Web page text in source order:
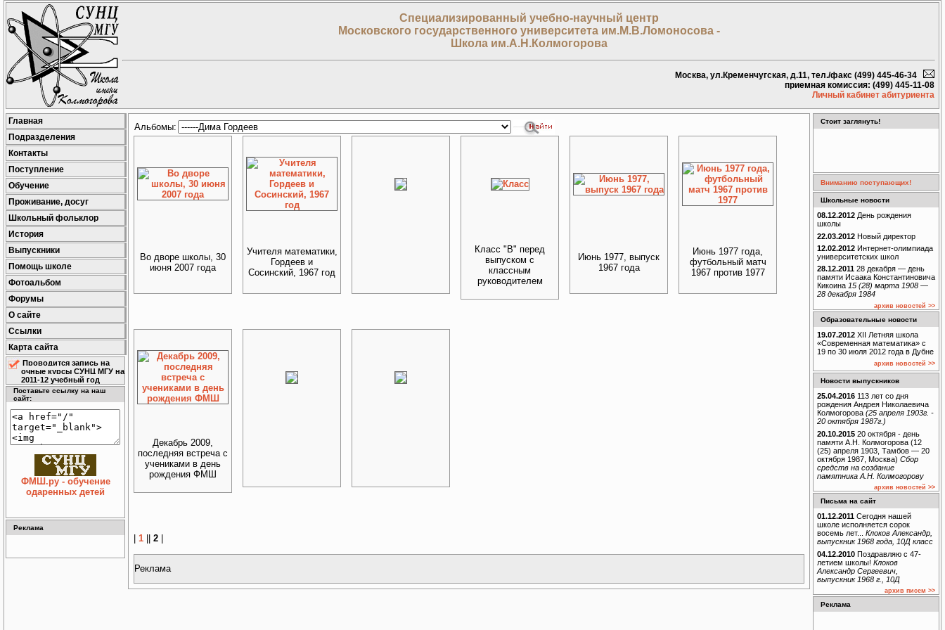
Специализированный учебно-научный центр
Московского государственного университета им.М.В.Ломоносова -
Школа им.А.Н.Колмогорова
Москва, ул.Кременчугская, д.11, тел./факс (499) 445-46-34
приемная комиссия: (499) 445-11-08
Личный кабинет абитуриента
Главная
Подразделения
Контакты
Поступление
Обучение
Проживание, досуг
Школьный фольклор
История
Выпускники
Помощь школе
Фотоальбом
Форумы
О сайте
Ссылки
Карта сайта
Проводится запись на
очные курсы СУНЦ МГУ на
2011-12 учебный год
Поставьте ссылку на наш
сайт:
ФМШ.ру - обучение
одаренных детей
Реклама
Альбомы:
Во дворе школы, 30
июня 2007 года
Учителя математики,
Гордеев и
Сосинский, 1967 год
Класс "В" перед
выпуском с
классным
руководителем
Июнь 1977, выпуск
1967 года
Июнь 1977 года,
футбольный матч
1967 против 1977
Декабрь 2009,
последняя встреча с
учениками в день
рождения ФМШ
1 2
Реклама
Стоит заглянуть!
Вниманию поступающих!
Школьные новости
08.12.2012 День рождения
школы
22.03.2012 Новый директор
12.02.2012 Интернет-олимпиада
университетских школ
28.12.2011 28 декабря — день
памяти Исаака Константиновича
Кикоина 15 (28) марта 1908 —
28 декабря 1984
архив новостей >>
Образовательные новости
19.07.2012 XII Летняя школа
«Современная математика» с
19 по 30 июля 2012 года в Дубне
архив новостей >>
Новости выпускников
25.04.2016 113 лет со дня
рождения Андрея Николаевича
Колмогорова (25 апреля 1903г. -
20 октября 1987г.)
20.10.2015 20 октября - день
памяти А.Н. Колмогорова (12
(25) апреля 1903, Тамбов — 20
октября 1987, Москва) Сбор
средств на создание
памятника А.Н. Колмогорову
архив новостей >>
Письма на сайт
01.12.2011 Сегодня нашей
школе исполняется сорок
восемь лет... Клоков Александр,
выпускник 1968 года, 10Д класс
04.12.2010 Поздравляю с 47-
летием школы! Клоков
Александр Сергеевич,
выпускник 1968 г., 10Д
архив писем >>
Реклама